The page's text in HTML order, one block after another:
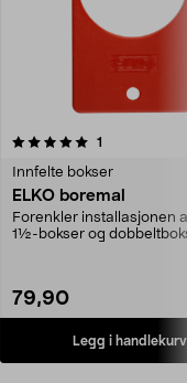
1
Innfelte bokser
ELKO boremal
Forenkler installasjonen
1½-bokser og
79,90
Legg i handlekurv
4.5av 5 stjerner